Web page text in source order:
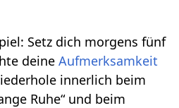
Setz dich morgens fünf
deineAufmerksamkeit
innerlich beim
Ruhe“ und beim